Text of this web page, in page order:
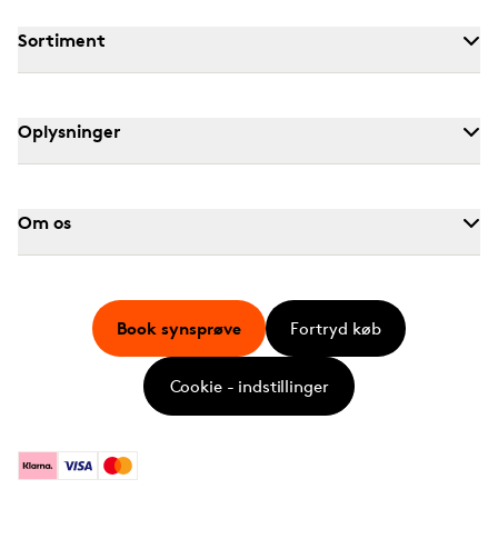
Sortiment
Oplysninger
Om os
KlarnaVisa Mastercard
Book synsprøve Fortryd køb
Cookie - indstillinger